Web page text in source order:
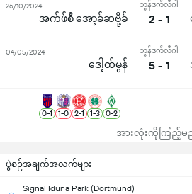
ပွဲစဉ်အချက်အလက်များ
Signal Iduna Park (Dortmund)
အက်ဖ်စီ အော့ခ်ဆဗို့ခ်
ဘွန်ဒက်လီဂါ
2 - 1
26/10/2024
ဒေါ့ထ်မွန်
ဘွန်ဒက်လီဂါ
5 - 1
04/05/2024
0-1 1-0 2-1 1-3 0-2
အားလုံးကိုကြည့်မ